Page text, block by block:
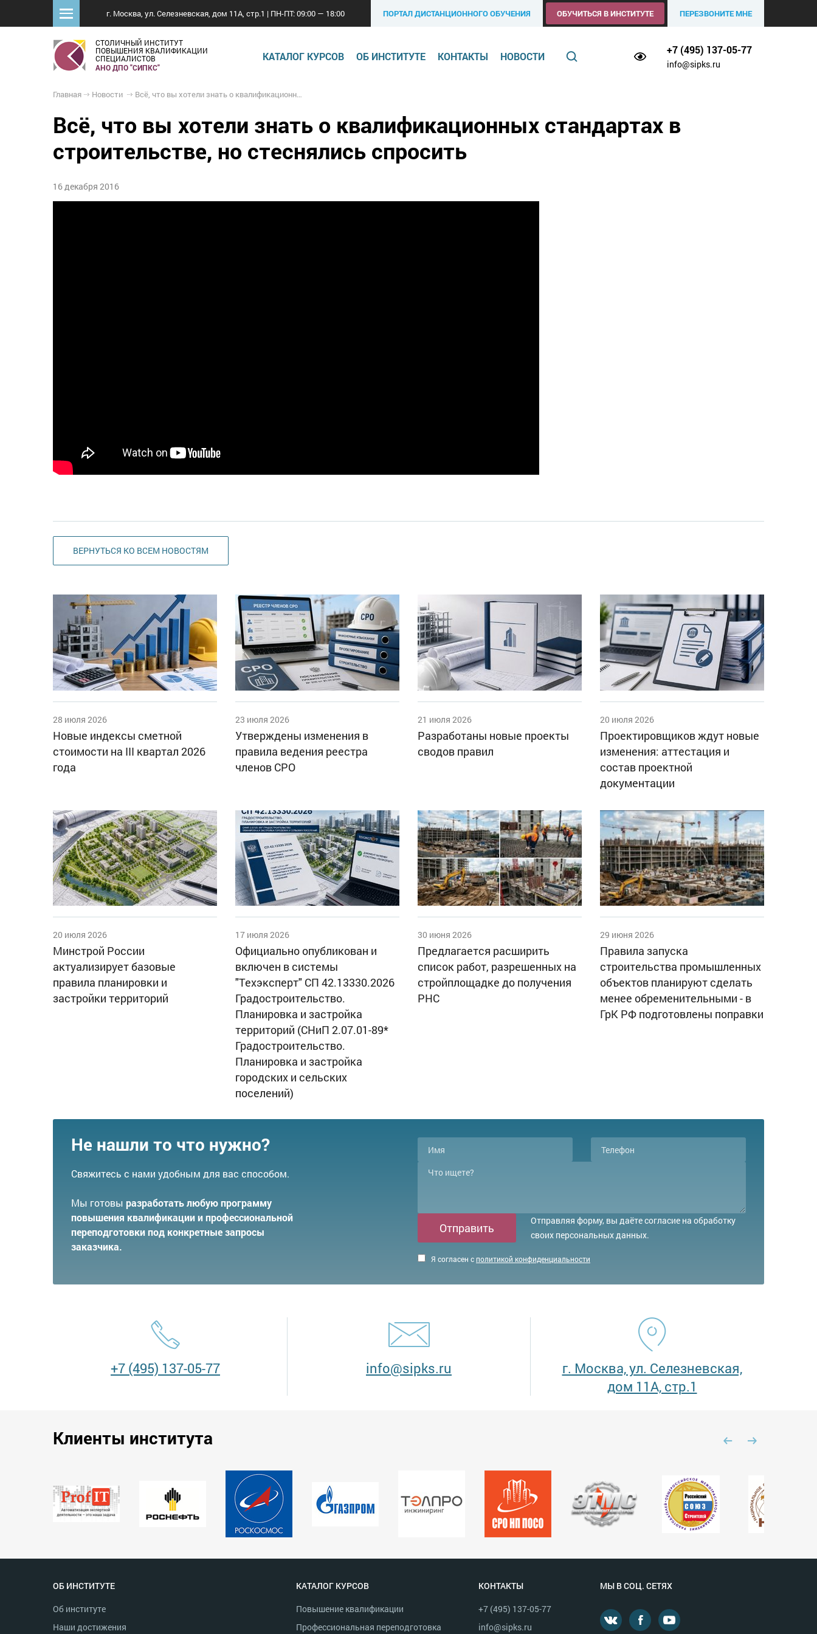
г. Москва, ул. Селезневская, дом 11А, стр.1 | ПН-ПТ: 09:00 — 18:00 ПОРТАЛ ДИСТАНЦИОННОГО ОБУЧЕНИЯ ОБУЧИТЬСЯ В ИНСТИТУТЕ ПЕРЕЗВОНИТЕ МНЕ
СТОЛИЧНЫЙ ИНСТИТУТ
ПОВЫШЕНИЯ КВАЛИФИКАЦИИ
СПЕЦИАЛИСТОВ
АНО ДПО "СИПКС"
КАТАЛОГ КУРСОВ ОБ ИНСТИТУТЕ КОНТАКТЫ НОВОСТИ
+7 (495) 137-05-77
info@sipks.ru
Главная Новости Всё, что вы хотели знать о квалификационных стандартах в строительстве, но стеснялись спросить
Всё, что вы хотели знать о квалификационных стандартах в
строительстве, но стеснялись спросить
16 декабря 2016
ВЕРНУТЬСЯ КО ВСЕМ НОВОСТЯМ
28 июля 2026
Новые индексы сметной
стоимости на III квартал 2026
года
23 июля 2026
Утверждены изменения в
правила ведения реестра
членов СРО
21 июля 2026
Разработаны новые проекты
сводов правил
20 июля 2026
Проектировщиков ждут новые
изменения: аттестация и
состав проектной
документации
20 июля 2026
Минстрой России
актуализирует базовые
правила планировки и
застройки территорий
17 июля 2026
Официально опубликован и
включен в системы
"Техэксперт" СП 42.13330.2026
Градостроительство.
Планировка и застройка
территорий (СНиП 2.07.01-89*
Градостроительство.
Планировка и застройка
городских и сельских
поселений)
30 июня 2026
Предлагается расширить
список работ, разрешенных на
стройплощадке до получения
РНС
29 июня 2026
Правила запуска
строительства промышленных
объектов планируют сделать
менее обременительными - в
ГрК РФ подготовлены поправки
Не нашли то что нужно?
Свяжитесь с нами удобным для вас способом.
Мы готовы разработать любую программу
повышения квалификации и профессиональной
переподготовки под конкретные запросы
заказчика.
Я согласен сполитикой конфиденциальности
Отправить
Отправляя форму, вы даёте согласие на обработку
своих персональных данных.
+7 (495) 137-05-77 info@sipks.ru
г. Москва, ул. Селезневская,
дом 11А, стр.1
Клиенты института
ОБ ИНСТИТУТЕ
Об институте
Наши достижения
КАТАЛОГ КУРСОВ
Повышение квалификации
Профессиональная переподготовка
КОНТАКТЫ
+7 (495) 137-05-77
info@sipks.ru
МЫ В СОЦ. СЕТЯХ